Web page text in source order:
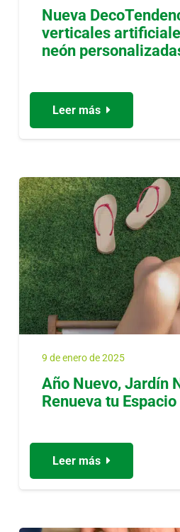
Nueva
verticales
neón
Leer más
9 de enero de 2025
Año Nuevo, Jardín
Renueva tu
Leer más